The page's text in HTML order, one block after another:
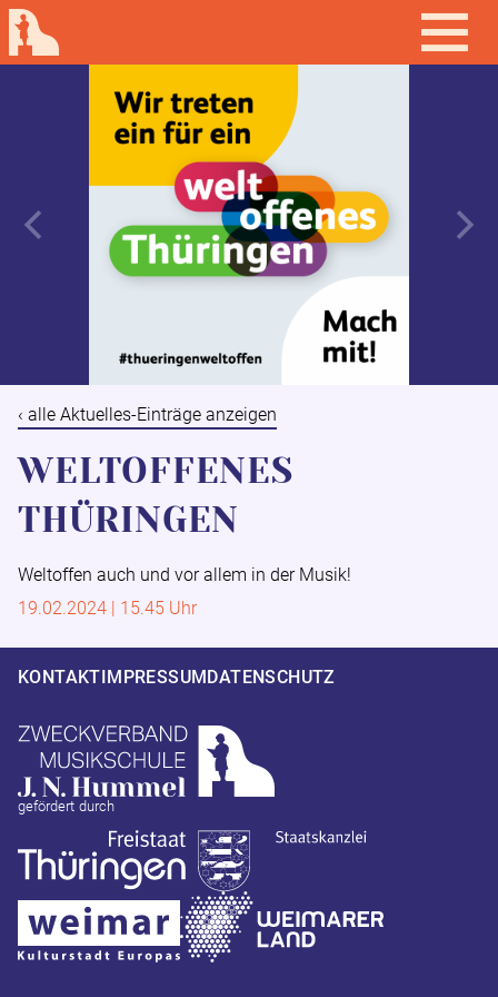
‹ alle Aktuelles-Einträge anzeigen
WELTOFFENES
THÜRINGEN
Weltoffen auch und vor allem in der Musik!
19.02.2024 | 15.45 Uhr
KONTAKTIMPRESSUMDATENSCHUTZ
gefördert durch